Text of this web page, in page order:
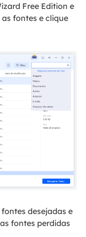
Free Edition e
fontes e clique
desejadas e
fontes perdidas